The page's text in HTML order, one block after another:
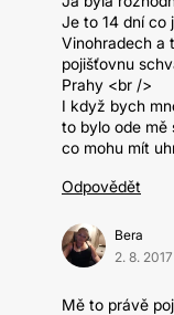
Je to 14 dní co
Vinohradech a
pojišťovnu
Prahy <br />
I když bych
to bylo ode mě
co mohu mít
Odpovědět
Bera
2. 8. 2017
Mě to právě